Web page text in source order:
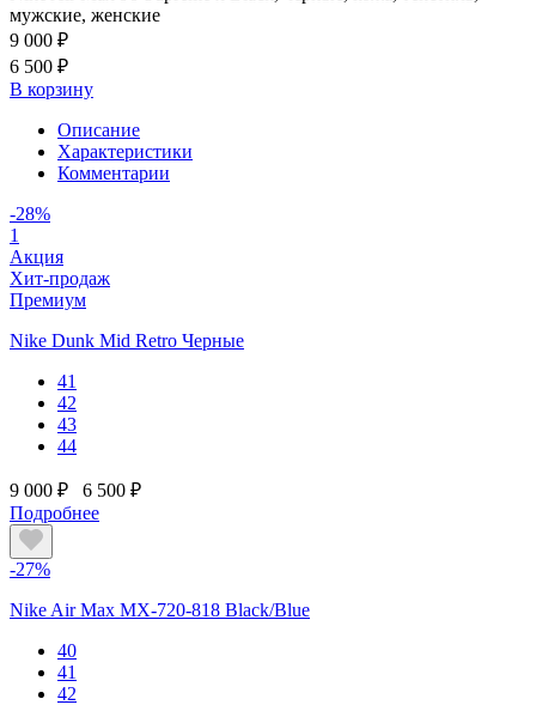
мужские, женские
9 000 ₽
6 500 ₽
В корзину
Описание
Характеристики
Комментарии
-28%
1
Акция
Хит-продаж
Премиум
Nike Dunk Mid Retro Черные
41
42
43
44
9 000 ₽
6 500 ₽
Подробнее
-27%
Nike Air Max MX-720-818 Black/Blue
40
41
42